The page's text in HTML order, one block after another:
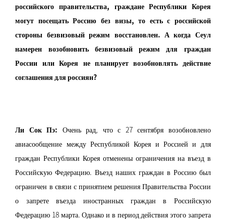
российского правительства, граждане Республики Корея
могут посещать Россию без визы, то есть с российской
стороны безвизовый режим восстановлен. А когда Сеул
намерен возобновить безвизовый режим для граждан
России или Корея не планирует возобновлять действие
соглашения для россиян?
Ли Сок Пэ: Очень рад, что с 27 сентября возобновлено
авиасообщение между Республикой Корея и Россией и для
граждан Республики Корея отменены ограничения на въезд в
Российскую Федерацию. Въезд наших граждан в Россию был
ограничен в связи с принятием решения Правительства России
о запрете въезда иностранных граждан в Российскую
Федерацию 18 марта. Однако и в период действия этого запрета